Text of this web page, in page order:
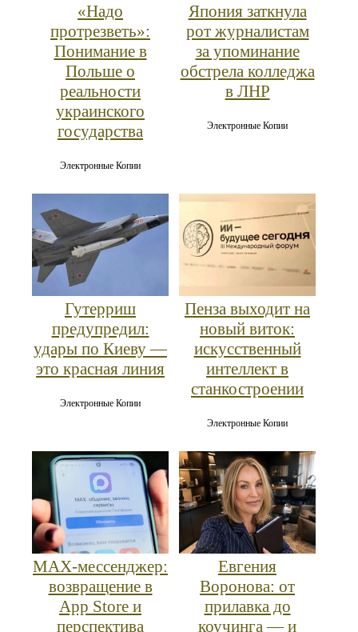
«Надо
протрезветь»:
Понимание в
Польше о
реальности
украинского
государства
Электронные Копии
Япония заткнула
рот журналистам
за упоминание
обстрела колледжа
в ЛНР
Электронные Копии
Гутерриш
предупредил:
удары по Киеву —
это красная линия
Электронные Копии
Пенза выходит на
новый виток:
искусственный
интеллект в
станкостроении
Электронные Копии
MAX‑мессенджер:
возвращение в
App Store и
перспектива
Евгения
Воронова: от
прилавка до
коучинга — и